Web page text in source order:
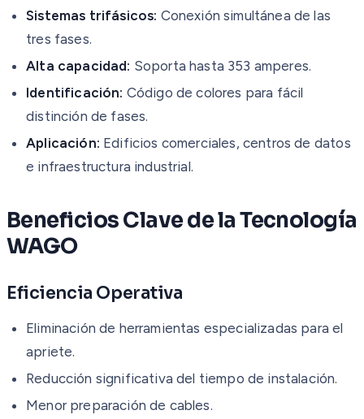
Sistemas trifásicos: Conexión simultánea de las
tres fases.
Alta capacidad: Soporta hasta 353 amperes.
Identificación: Código de colores para fácil
distinción de fases.
Aplicación: Edificios comerciales, centros de datos
e infraestructura industrial.
Beneficios Clave de la Tecnología
WAGO
Eficiencia Operativa
Eliminación de herramientas especializadas para el
apriete.
Reducción significativa del tiempo de instalación.
Menor preparación de cables.